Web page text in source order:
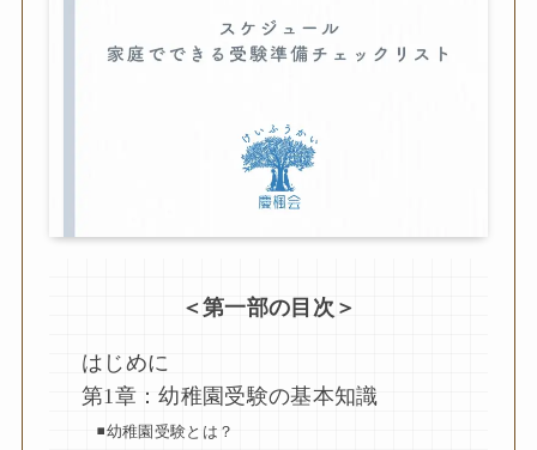
＜第一部の目次＞
はじめに
第1章：幼稚園受験の基本知識
◾️幼稚園受験とは？